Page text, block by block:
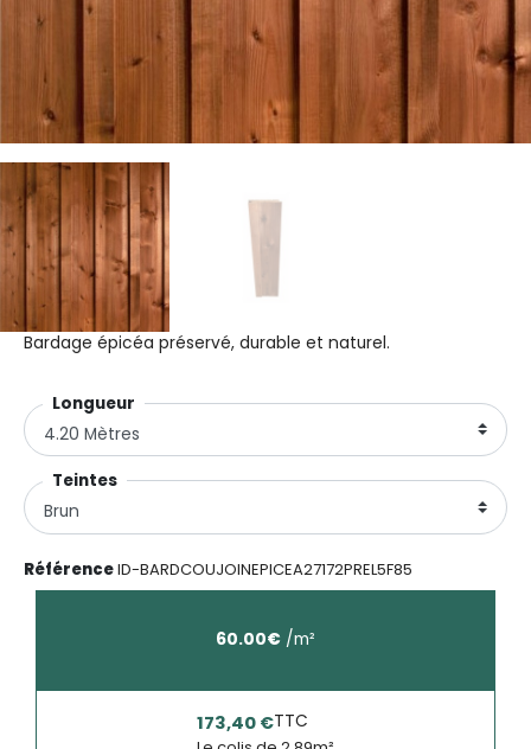
Bardage épicéa préservé, durable et naturel.
Longueurㅤㅤㅤ
Teintesㅤㅤㅤ
RéférenceID-BARDCOUJOINEPICEA27172PREL5F85
60.00€ /m²
173,40 €TTC